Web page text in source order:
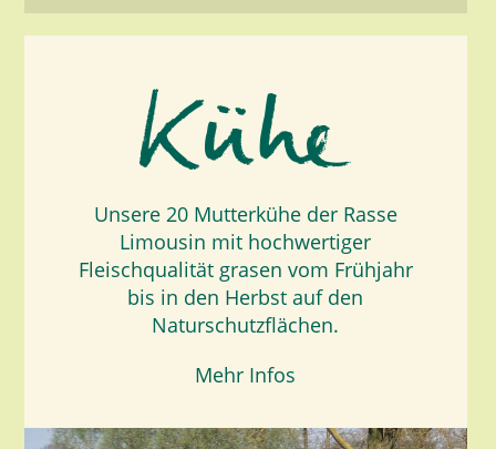
Unsere 20 Mutterkühe der Rasse
Limousin mit hochwertiger
Fleischqualität grasen vom Frühjahr
bis in den Herbst auf den
Naturschutzflächen.
Mehr Infos